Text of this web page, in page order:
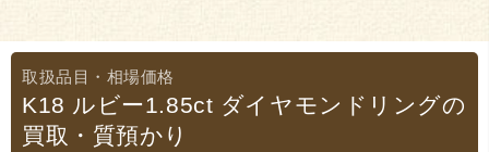
K18 ルビー1.85ct ダイヤモンドリングの
買取・質預かり